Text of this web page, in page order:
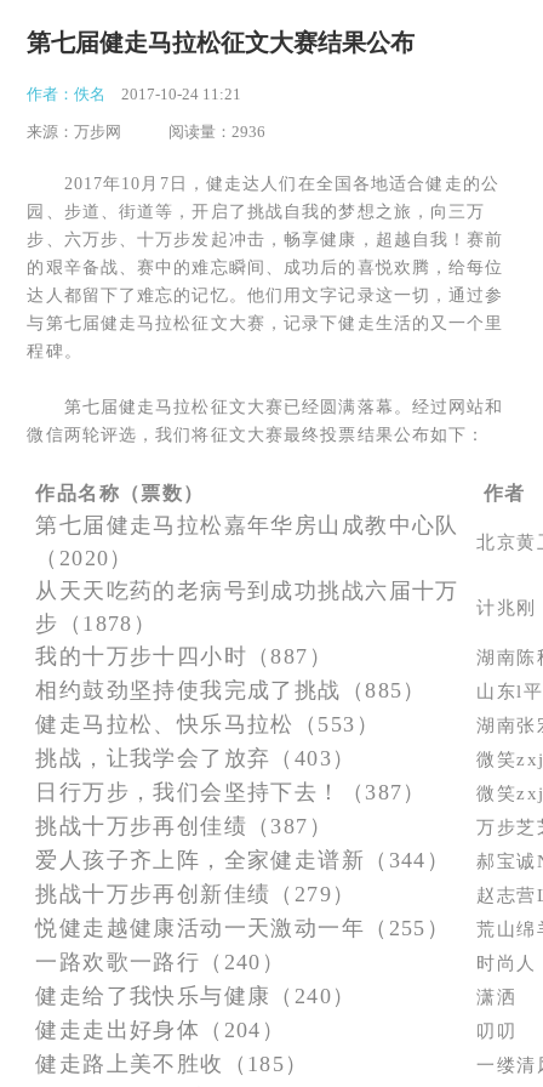
第七届健走马拉松征文大赛结果公布
作者：佚名 2017-10-24 11:21
来源：万步网 阅读量：2936
2017年10月7日，健走达人们在全国各地适合健走的公
园、步道、街道等，开启了挑战自我的梦想之旅，向三万
步、六万步、十万步发起冲击，畅享健康，超越自我！赛前
的艰辛备战、赛中的难忘瞬间、成功后的喜悦欢腾，给每位
达人都留下了难忘的记忆。他们用文字记录这一切，通过参
与第七届健走马拉松征文大赛，记录下健走生活的又一个里
程碑。
第七届健走马拉松征文大赛已经圆满落幕。经过网站和
微信两轮评选，我们将征文大赛最终投票结果公布如下：
作品名称（票数） 作者
第七届健走马拉松嘉年华房山成教中心队
（2020）
北京黄
从天天吃药的老病号到成功挑战六届十万
步（1878）
计兆刚
我的十万步十四小时（887） 湖南陈
相约鼓劲坚持使我完成了挑战（885） 山东l
健走马拉松、快乐马拉松（553） 湖南张
挑战，让我学会了放弃（403） 微笑
日行万步，我们会坚持下去！（387） 微笑
挑战十万步再创佳绩（387） 万步芝
爱人孩子齐上阵，全家健走谱新（344） 郝宝诚
挑战十万步再创新佳绩（279） 赵志营
悦健走越健康活动一天激动一年（255） 荒山绵
一路欢歌一路行（240） 时尚人
健走给了我快乐与健康（240） 潇洒
健走走出好身体（204） 叨叨
健走路上美不胜收（185） 一缕清